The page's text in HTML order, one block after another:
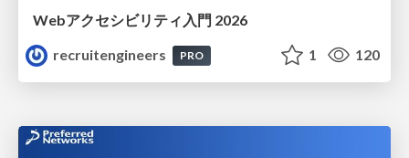
Webアクセシビリティ入門 2026
recruitengineers
PRO 1 120